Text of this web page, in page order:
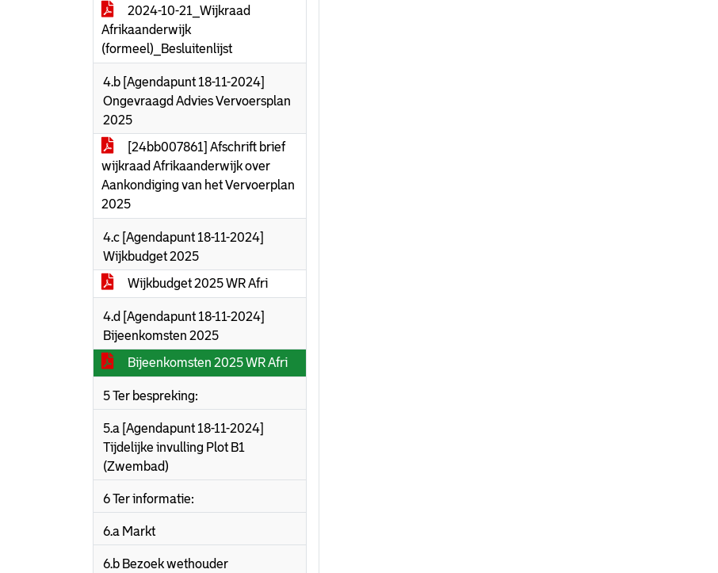
2024-10-21_Wijkraad
Afrikaanderwijk
(formeel)_Besluitenlijst
4.b [Agendapunt 18-11-2024]
Ongevraagd Advies Vervoersplan
2025
[24bb007861] Afschrift brief
wijkraad Afrikaanderwijk over
Aankondiging van het Vervoerplan
2025
4.c [Agendapunt 18-11-2024]
Wijkbudget 2025
Wijkbudget 2025 WR Afri
4.d [Agendapunt 18-11-2024]
Bijeenkomsten 2025
Bijeenkomsten 2025 WR Afri
5 Ter bespreking:
5.a [Agendapunt 18-11-2024]
Tijdelijke invulling Plot B1
(Zwembad)
6 Ter informatie:
6.a Markt
6.b Bezoek wethouder